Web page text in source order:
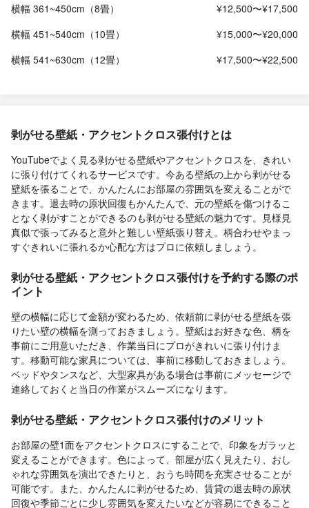
横幅 361~450cm（8畳）
¥12,500〜¥17,500
横幅 451~540cm（10畳）
¥15,000〜¥20,000
横幅 541~630cm（12畳）
¥17,500〜¥22,500
剥がせる壁紙・アクセントクロス張付けとは
YouTubeでよく見る剥がせる壁紙やアクセントクロスを、きれい
に張り付けてくれるサービスです。今ある壁紙の上から剥がせる
壁紙を張ることで、かんたんにお部屋の雰囲気を変えることがで
きます。退去時の原状回復もかんたんで、元の壁紙を傷つけるこ
となく剥がすことができるのも剥がせる壁紙の魅力です。見様見
真似で張ってみると意外と難しい壁紙張り替え。柄合わせやまっ
すぐきれいに張れるか心配な方はプロに依頼しましょう。
剥がせる壁紙・アクセントクロス張付けを予約する際のポ
イント
壁の横幅に応じて金額が変わるため、依頼前に剥がせる壁紙を張
りたい壁の横幅を測っておきましょう。壁紙はお好きな色、柄を
事前にご用意いただき、作業当日にプロがきれいに張り付けま
す。移動可能な家具については、事前に移動しておきましょう。
ベッドやタンスなど、大型家具がある場合は事前にメッセージで
連絡しておくと当日の作業がスムーズになります。
剥がせる壁紙・アクセントクロス張付けのメリット
お部屋の壁1面をアクセントクロスにすることで、印象をガラッと
変えることができます。色によって、部屋が広く見えたり、おし
ゃれな雰囲気を演出できたりと、おうち時間を充実させることが
可能です。また、かんたんに剥がせるため、賃貸の退去時の原状
回復や季節ごとに少し雰囲気を変えたいなどが容易にできること